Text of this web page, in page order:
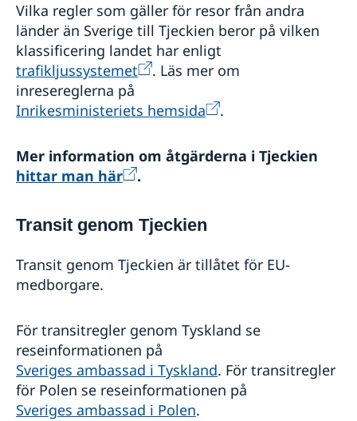
Vilka regler som gäller för resor från andra
länder än Sverige till Tjeckien beror på vilken
klassificering landet har enligt
trafikljussystemet
. Läs mer om
inresereglerna på
Inrikesministeriets hemsida
.
Mer information om åtgärderna i Tjeckien
hittar man här
.
Transit genom Tjeckien
Transit genom Tjeckien är tillåtet för EU-
medborgare.
För transitregler genom Tyskland se
reseinformationen på
Sveriges ambassad i Tyskland. För transitregler
för Polen se reseinformationen på
Sveriges ambassad i Polen.